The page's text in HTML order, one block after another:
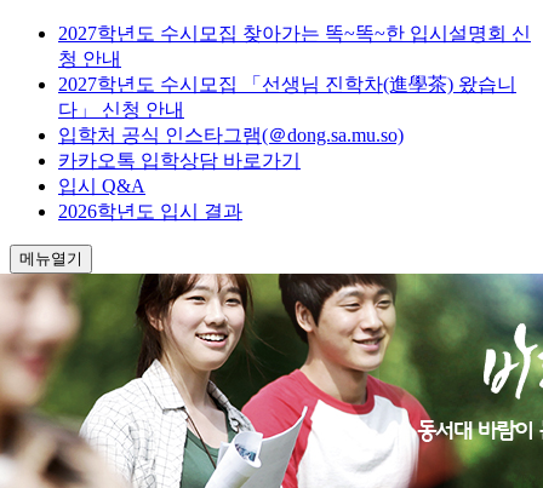
2027학년도 수시모집 찾아가는 똑~똑~한 입시설명회 신
청 안내
2027학년도 수시모집 「선생님 진학차(進學茶) 왔습니
다」 신청 안내
입학처 공식 인스타그램(＠dong.sa.mu.so)
카카오톡 입학상담 바로가기
입시 Q&A
2026학년도 입시 결과
메뉴열기